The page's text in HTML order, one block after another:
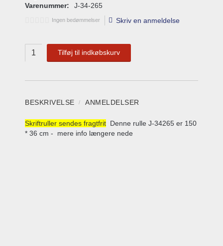
Varenummer:
J-34-265
Ingen bedømmelser Skriv en anmeldelse
Tilføj til indkøbskurv
BESKRIVELSE ANMELDELSER
Skriftruller sendes fragtfrit Denne rulle J-34265 er 150
* 36 cm - mere info længere nede